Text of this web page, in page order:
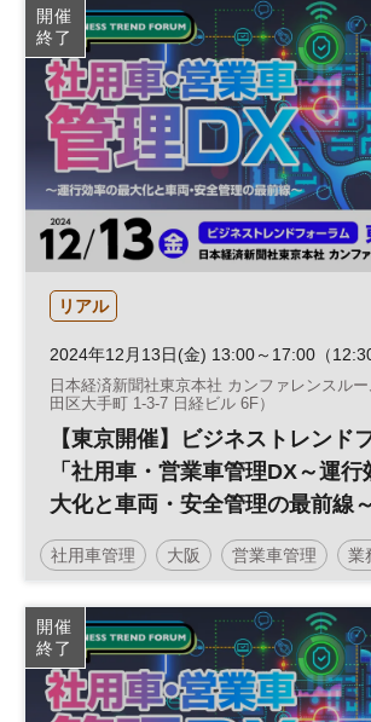
開催
終了
リアル
2024年12月13日(金) 13:00～17:00（
日本経済新聞社東京本社 カンファレンスル
田区大手町 1-3-7 日経ビル 6F）
【東京開催】ビジネストレンド
「社用車・営業車管理DX～運行
大化と車両・安全管理の最前線～
社用車管理 大阪 営業車管理 業
安全管理 運行管理 ビジネストレ
営業戦略 働き方改革 営業支援
ビジネス変革 組織 DX
開催
終了